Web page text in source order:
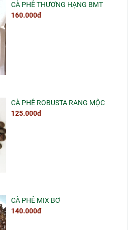
CÀ PHÊ THƯỢNG HẠNG BMT
160.000đ
CÀ PHÊ ROBUSTA RANG MỘC
125.000đ
CÀ PHÊ MIX BƠ
140.000đ